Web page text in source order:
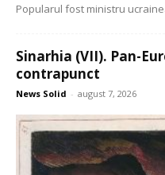
Popularul fost ministru
Sinarhia (VII). Pan-
contrapunct
News Solid - august 7, 2026